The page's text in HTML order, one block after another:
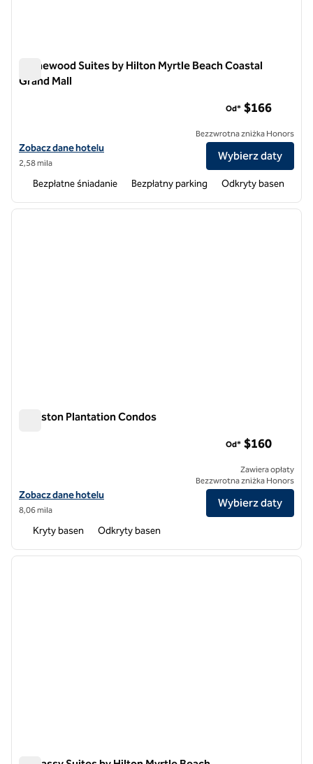
Homewood Suites by Hilton Myrtle Beach Coastal
Grand Mall
Zobacz szczegóły hotelu Homewood Suites by Hilton Myrtle Beach
Zobacz dane hotelu
2,58 mila
Od* $166
Bezzwrotna zniżka Honors
Wybierz daty
Bezpłatne śniadanie Bezpłatny parking Odkryty basen
1 z 12
Kingston Plantation Condos
Zobacz szczegóły hotelu Kingston Plantation Condos
Zobacz dane hotelu
8,06 mila
Od* $160
Zawiera opłaty
Bezzwrotna zniżka Honors
Wybierz daty
Kryty basen Odkryty basen
1 z 12